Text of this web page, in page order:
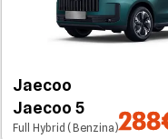
Jaecoo
Jaecoo 5
Full Hybrid (Benzina)